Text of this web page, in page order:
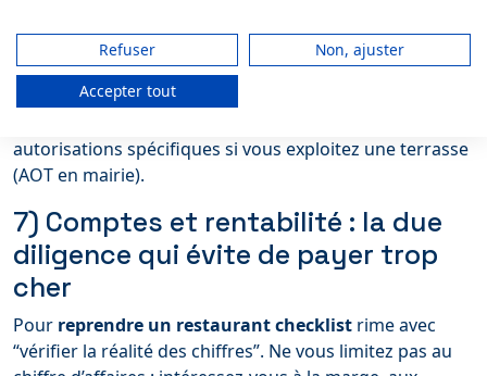
bailleur.
Pensez aussi aux contraintes locales : copropriété
autorisations spécifiques si vous exploitez une terrasse
(AOT en mairie).
7) Comptes et rentabilité : la due
diligence qui évite de payer trop
cher
Pour reprendre un restaurant checklist rime avec
“vérifier la réalité des chiffres”. Ne vous limitez pas au
Refuser
Non, ajuster
Accepter tout